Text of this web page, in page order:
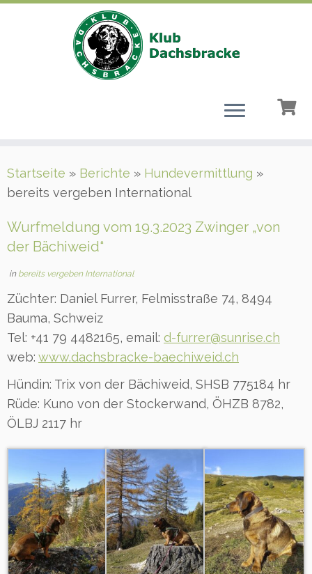
Inhalt
springen
Startseite » Berichte » Hundevermittlung »
bereits vergeben International
Wurfmeldung vom 19.3.2023 Zwinger „von
der Bächiweid“
in bereits vergeben International
Züchter: Daniel Furrer, Felmisstraße 74, 8494
Bauma, Schweiz
Tel: +41 79 4482165, email: d-furrer@sunrise.ch
web: www.dachsbracke-baechiweid.ch
Hündin: Trix von der Bächiweid, SHSB 775184 hr
Rüde: Kuno von der Stockerwand, ÖHZB 8782,
ÖLBJ 2117 hr